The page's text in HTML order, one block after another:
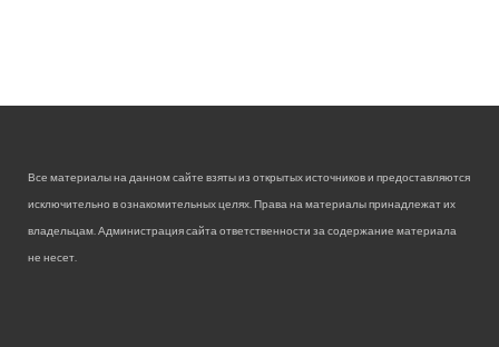
Все материалы на данном сайте взяты из открытых источников и предоставляются
исключительно в ознакомительных целях. Права на материалы принадлежат их
владельцам. Администрация сайта ответственности за содержание материала
не несет.